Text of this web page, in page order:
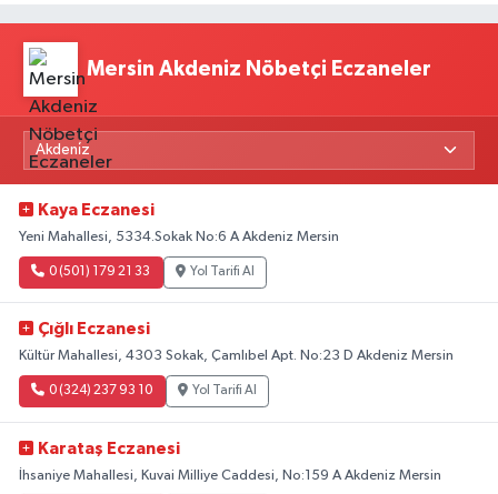
Mersin Akdeniz Nöbetçi Eczaneler
Kaya Eczanesi
Yeni Mahallesi, 5334.Sokak No:6 A Akdeniz Mersin
0 (501) 179 21 33 Yol Tarifi Al
Çığlı Eczanesi
Kültür Mahallesi, 4303 Sokak, Çamlıbel Apt. No:23 D Akdeniz Mersin
0 (324) 237 93 10 Yol Tarifi Al
Karataş Eczanesi
İhsaniye Mahallesi, Kuvai Milliye Caddesi, No:159 A Akdeniz Mersin